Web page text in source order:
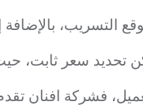
التسريب، بالإضافة
تحديد سعر ثابت،
فشركة افنان